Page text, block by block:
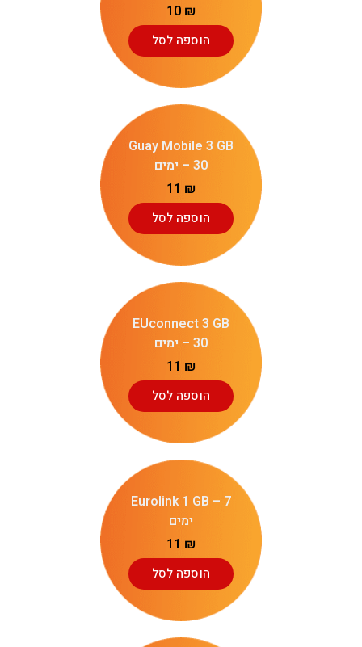
10 ₪
הוספה לסל
Guay Mobile 3 GB
– 30 ימים
11 ₪
הוספה לסל
EUconnect 3 GB
– 30 ימים
11 ₪
הוספה לסל
Eurolink 1 GB – 7
ימים
11 ₪
הוספה לסל